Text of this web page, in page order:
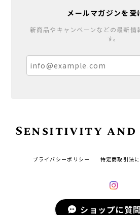
メールマガジンを受
新商品やキャンペーンなどの最新情
す。
Sensitivity and
プライバシーポリシー 特定商取引法
© Sensitivity and Boldness All
ショップに質